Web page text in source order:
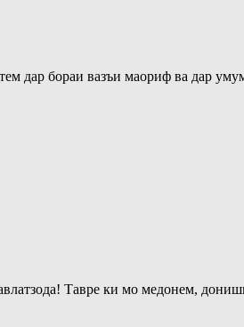
дар бораи вазъи маориф ва дар
Тавре ки мо медонем,